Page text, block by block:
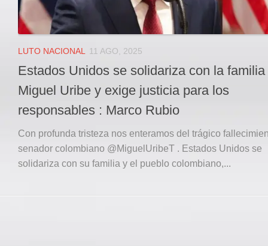
LUTO NACIONAL 11 AGO, 2025
Estados Unidos se solidariza con la familia
Miguel Uribe y exige justicia para los
responsables : Marco Rubio
Con profunda tristeza nos enteramos del trágico
senador colombiano @MiguelUribeT . Estados Unidos se
solidariza con su familia y el pueblo colombiano,...